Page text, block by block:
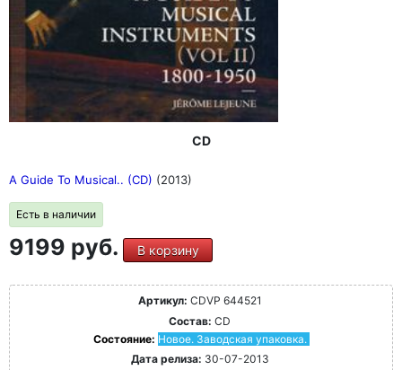
CD
A Guide To Musical.. (CD) (2013)
Есть в наличии
9199 руб. В корзину
Артикул: CDVP 644521
Состав: CD
Состояние: Новое. Заводская упаковка.
Дата релиза: 30-07-2013